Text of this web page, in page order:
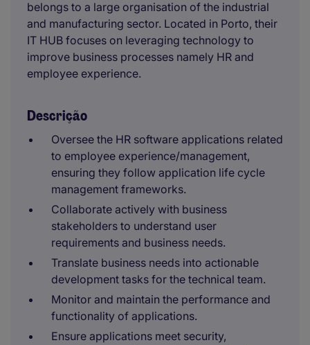
belongs to a large organisation of the industrial
and manufacturing sector. Located in Porto, their
IT HUB focuses on leveraging technology to
improve business processes namely HR and
employee experience.
Descrição
Oversee the HR software applications related
to employee experience/management,
ensuring they follow application life cycle
management frameworks.
Collaborate actively with business
stakeholders to understand user
requirements and business needs.
Translate business needs into actionable
development tasks for the technical team.
Monitor and maintain the performance and
functionality of applications.
Ensure applications meet security,